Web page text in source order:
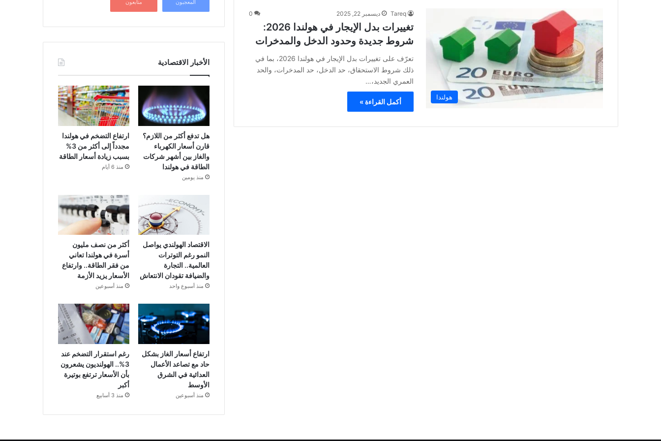
هولندا
Tareq ديسمبر 22, 2025 0
تغييرات بدل الإيجار في هولندا 2026:
شروط جديدة وحدود الدخل والمدخرات
تعرّف على تغييرات بدل الإيجار في هولندا 2026، بما في
ذلك شروط الاستحقاق، حد الدخل، حد المدخرات، والحد
العمري الجديد،…
أكمل القراءة »
المعجبون متابعون
الأخبار الاقتصادية
هل تدفع أكثر من اللازم؟
قارن أسعار الكهرباء
والغاز بين أشهر شركات
الطاقة في هولندا
منذ يومين
ارتفاع التضخم في هولندا
مجدداً إلى أكثر من 3%
بسبب زيادة أسعار الطاقة
منذ 6 أيام
الاقتصاد الهولندي يواصل
النمو رغم التوترات
العالمية.. التجارة
والضيافة تقودان الانتعاش
منذ أسبوع واحد
أكثر من نصف مليون
أسرة في هولندا تعاني
من فقر الطاقة.. وارتفاع
الأسعار يزيد الأزمة
منذ أسبوعين
ارتفاع أسعار الغاز بشكل
حاد مع تصاعد الأعمال
العدائية في الشرق
الأوسط
منذ أسبوعين
رغم استقرار التضخم عند
3%.. الهولنديون يشعرون
بأن الأسعار ترتفع بوتيرة
أكبر
منذ 3 أسابيع